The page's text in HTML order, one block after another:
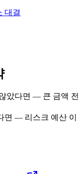
대결
았다면 — 큰 금액 전
면 — 리스크 예산 이